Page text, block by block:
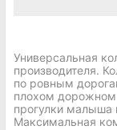
Универсальная
производителя.
по ровным
плохом дорожном
прогулки
Максимальная